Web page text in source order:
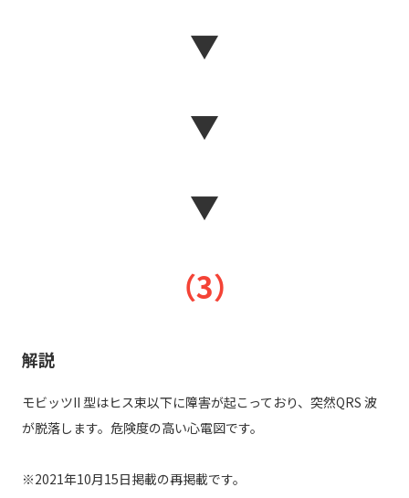
▼
▼
▼
（3）
解説
モビッツII 型はヒス束以下に障害が起こっており、突然QRS 波
が脱落します。危険度の高い心電図です。
※2021年10月15日掲載の再掲載です。